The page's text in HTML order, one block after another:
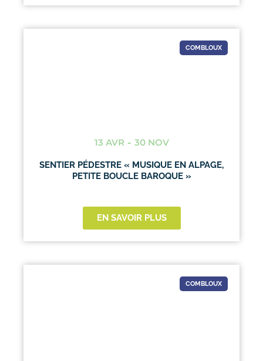
COMBLOUX
13 AVR - 30 NOV
SENTIER PÉDESTRE « MUSIQUE EN ALPAGE,
PETITE BOUCLE BAROQUE »
EN SAVOIR PLUS
COMBLOUX